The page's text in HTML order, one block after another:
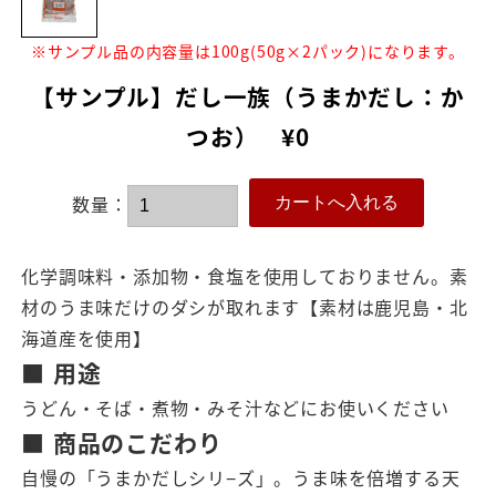
※サンプル品の内容量は100g(50g×2パック)になります。
【サンプル】だし一族（うまかだし：か
つお） ¥0
数量：
化学調味料・添加物・食塩を使用しておりません。素
材のうま味だけのダシが取れます【素材は鹿児島・北
海道産を使用】
■ 用途
うどん・そば・煮物・みそ汁などにお使いください
■ 商品のこだわり
自慢の「うまかだしシリ−ズ」。うま味を倍増する天